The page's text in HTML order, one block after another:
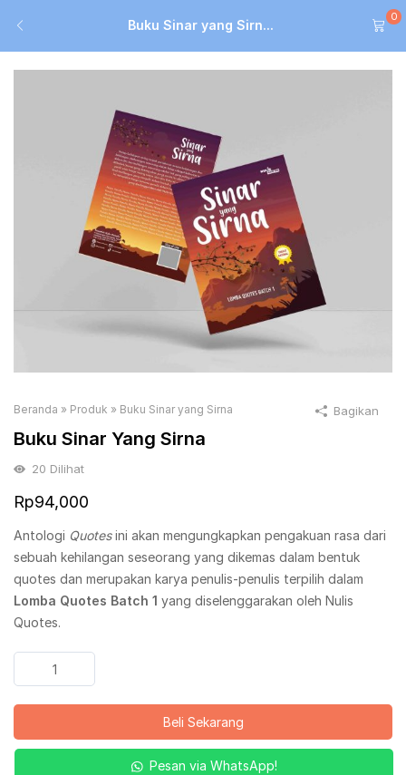
Buku Sinar yang Sirn...
0
Beranda » Produk » Buku Sinar yang Sirna
Buku Sinar Yang Sirna
20 Dilihat
Rp94,000
Antologi Quotesini akan mengungkapkan pengakuan rasa dari
sebuah kehilangan seseorang yang dikemas dalam bentuk
quotes dan merupakan karya penulis-penulis terpilih dalam
Lomba Quotes Batch 1 yang diselenggarakan oleh Nulis
Quotes.
Kuantitas
Buku
Sinar
Sirna
Beli Sekarang
Pesan via WhatsApp!
Bagikan